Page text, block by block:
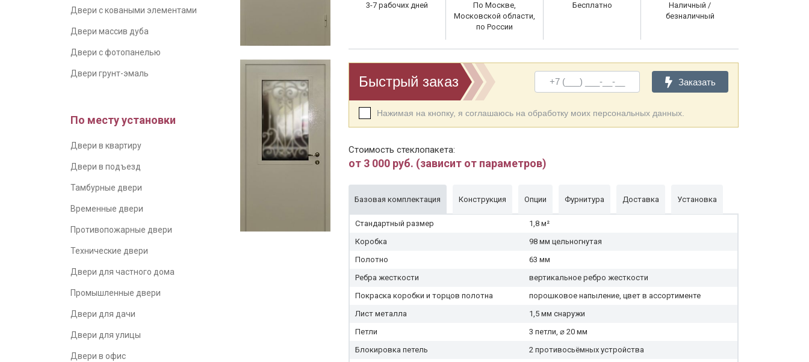
Двери с коваными элементами
Двери массив дуба
Двери с фотопанелью
Двери грунт-эмаль
По месту установки
Двери в квартиру
Двери в подъезд
Тамбурные двери
Временные двери
Противопожарные двери
Технические двери
Двери для частного дома
Промышленные двери
Двери для дачи
Двери для улицы
Двери в офис
3-7 рабочих дней
По Москве,
Московской области,
по России
Бесплатно
Наличный /
безналичный
Быстрый заказ
Нажимая на кнопку, я соглашаюсь на обработку моих персональных данных.
Заказать
Стоимость стеклопакета:
от 3 000 руб. (зависит от параметров)
Базовая комплектация Конструкция Опции Фурнитура Доставка Установка
Стандартный размер
1,8 м²
Коробка
98 мм цельногнутая
Полотно
63 мм
Ребра жесткости
вертикальное ребро жесткости
Покраска коробки и торцов полотна
порошковое напыление, цвет в ассортименте
Лист металла
1,5 мм снаружи
Петли
3 петли, ⌀ 20 мм
Блокировка петель
2 противосьёмных устройства